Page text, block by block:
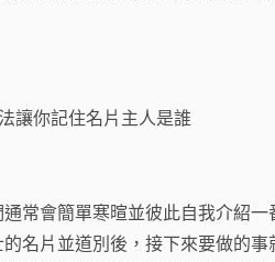
常會簡單寒暄並彼此自我介紹一
名片並道別後，接下來要做的事